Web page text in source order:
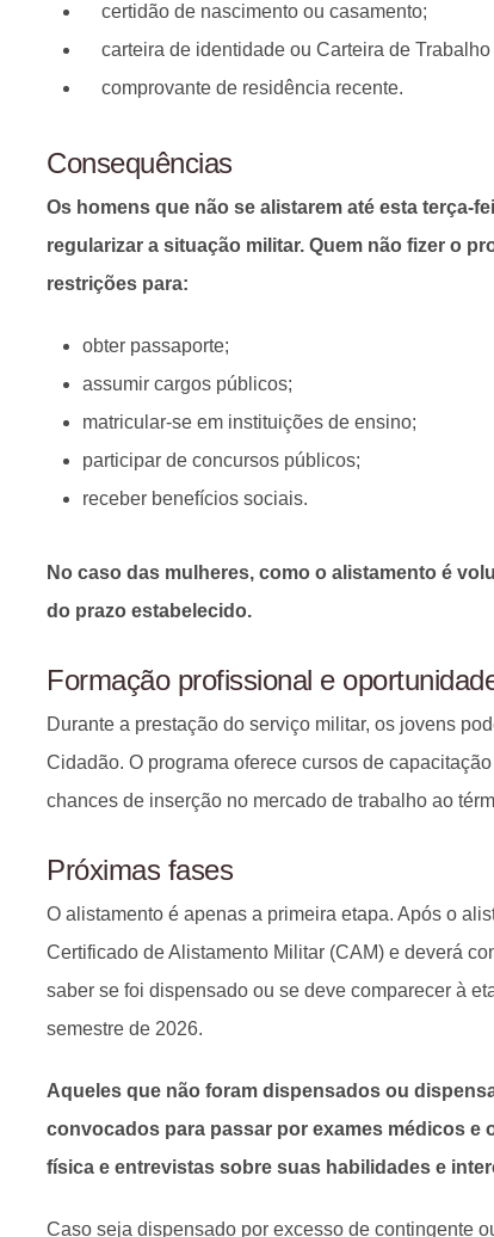
certidão de nascimento ou casamento;
carteira de identidade ou Carteira de
comprovante de residência recente.
Consequências
Os homens que não se alistarem até esta terça-
regularizar a situação militar. Quem não fizer o
restrições para:
obter passaporte;
assumir cargos públicos;
matricular-se em instituições de ensino;
participar de concursos públicos;
receber benefícios sociais.
No caso das mulheres, como o alistamento é
do prazo estabelecido.
Formação profissional e
Durante a prestação do serviço militar, os jovens
Cidadão. O programa oferece cursos de
chances de inserção no mercado de trabalho ao
Próximas fases
O alistamento é apenas a primeira etapa. Após o
Certificado de Alistamento Militar (CAM) e deverá
saber se foi dispensado ou se deve comparecer à
semestre de 2026.
Aqueles que não foram dispensados ou
convocados para passar por exames médicos e
física e entrevistas sobre suas habilidades e
Caso seja dispensado por excesso de contingente